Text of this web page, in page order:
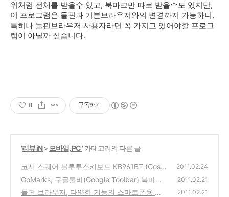
위처럼 전체를 받을수 있고, 북마크만 따로 받을수도 있지만,
이 프로그램은 돌핀과 기본브라우저와의 변경까지 가능하니,
특히나 돌핀브라우저 사용자라면 꼭 가지고 있어야할 프로그
램이 아닐까 싶습니다.
8 구독하기
'리뷰 iN> 모바일, PC' 카테고리의 다른 글
코시 스퀘어 블루투스키보드 KB961BT (Cosy
Square Bluetooth Keyborad)
(4)
2011.02.24
GoMarks, 구글툴바(Google Toolbar) 북마크
와 스마트폰의 동기화 프로그램
(0)
2011.02.21
돌핀 브라우저, 다양한 기능의 스마트폰용 추
2011.02.21